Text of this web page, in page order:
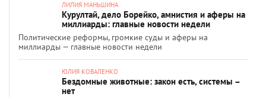
ЛИЛИЯ МАНЬШИНА
Курултай, дело Борейко, амнистия и аферы на
миллиарды: главные новости недели
Политические реформы, громкие суды и аферы на
миллиарды — главные новости недели
ЮЛИЯ КОВАЛЕНКО
Бездомные животные: закон есть, системы –
нет